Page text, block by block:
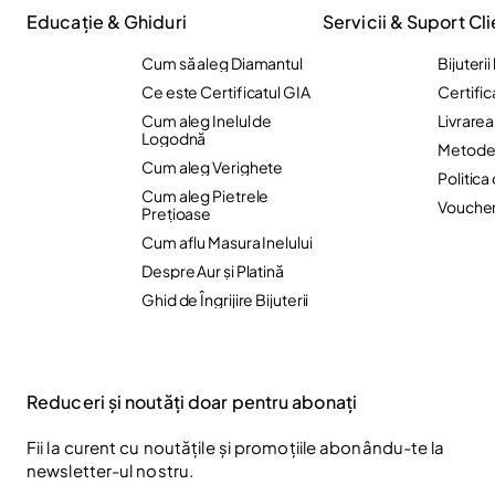
Educație & Ghiduri
Cum să aleg Diamantul
Ce este Certificatul GIA
Cum aleg Inelul de
Logodnă
Cum aleg Verighete
Cum aleg Pietrele
Preţioase
Cum aflu Masura Inelului
Despre Aur și Platină
Ghid de Îngrijire Bijuterii
Servicii & Suport
Bijuterii
Politica
Reduceri și noutăți doar pentru abonați
Fii la curent cu noutățile și promoțiile abonându-te la
newsletter-ul nostru.